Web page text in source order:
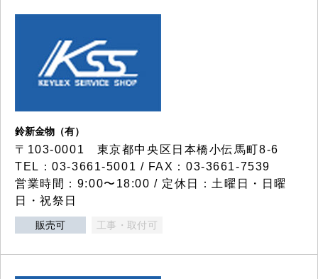
鈴新金物（有）
〒103-0001 東京都中央区日本橋小伝馬町8-6
TEL：03-3661-5001 / FAX：03-3661-7539
営業時間：9:00〜18:00 / 定休日：土曜日・日曜
日・祝祭日
販売可 工事・取付可